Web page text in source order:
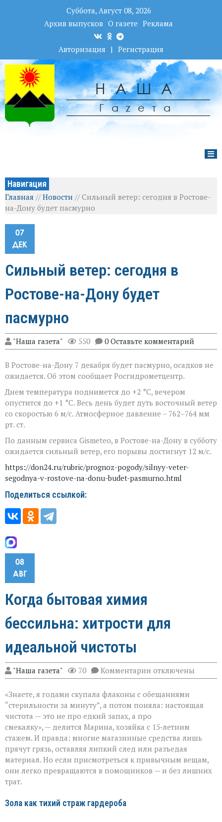
Суббота, Август 08, 2026
Архив выпусков О газете Реклама
Авторизация | Регистрация
НАША
Гаzета
Навигация
Главная //Новости //Сильный ветер: сегодня в Ростове-
на-Дону будет пасмурно
07
ДЕК
Сильный ветер: сегодня в
Ростове-на-Дону будет
пасмурно
"Наша газета" 550 0 Оставьте комментарий
В Ростове-на-Дону 7 декабря будет пасмурно, осадков не
ожидается. Об этом сообщает Росгидрометцентр.
Днем температура поднимется до +2 °С, вечером
опустится до +1 °С. Весь день будет дуть восточный ветер
со скоростью 6 м/с. Атмосферное давление – 762–764 мм
рт. ст.
По данным сервиса Gismeteo, в Ростове-на-Дону в субботу
ожидается сильный ветер, его порывы достигнут 12 м/с.
https://don24.ru/rubric/prognoz-pogody/silnyy-veter-
segodnya-v-rostove-na-donu-budet-pasmurno.html
Поделиться ссылкой:
08
АВГ
Когда бытовая химия
бессильна: хитрости для
идеальной чистоты
"Наша газета" 70 Комментарии к
записи
бытовая
химия
хитрости
для
идеальной
чистоты
отключены
«Знаете, я годами скупала флаконы с обещаниями
“стерильности за минуту”, а потом поняла: настоящая
чистота — это не про едкий запах, а про
смекалку», — делится Марина, хозяйка с 15‑летним
стажем. И правда: многие магазинные средства лишь
прячут грязь, оставляя липкий след или разъедая
материал. Но если присмотреться к привычным вещам,
они легко превращаются в помощников — и без лишних
трат.
Зола как тихий страж гардероба